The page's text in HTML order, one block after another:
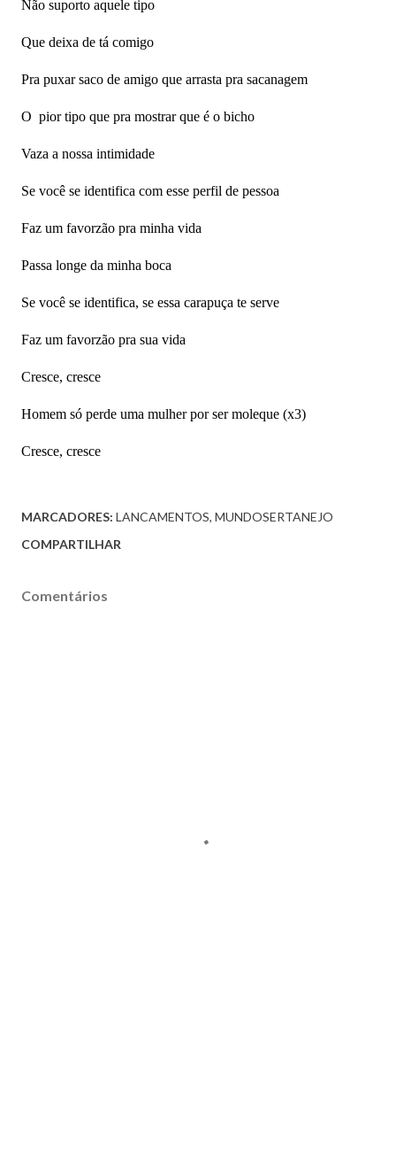
Não suporto aquele tipo
Que deixa de tá comigo
Pra puxar saco de amigo que arrasta pra sacanagem
O pior tipo que pra mostrar que é o bicho
Vaza a nossa intimidade
Se você se identifica com esse perfil de pessoa
Faz um favorzão pra minha vida
Passa longe da minha boca
Se você se identifica, se essa carapuça te serve
Faz um favorzão pra sua vida
Cresce, cresce
Homem só perde uma mulher por ser moleque (x3)
Cresce, cresce
MARCADORES: LANCAMENTOS MUNDOSERTANEJO
COMPARTILHAR
Comentários